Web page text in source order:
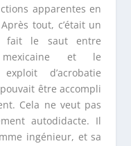
apparentes en
tout, c’était un
fait le saut entre
mexicaine et le
d’acrobatie
être accompli
Cela ne veut pas
autodidacte. Il
ingénieur, et sa